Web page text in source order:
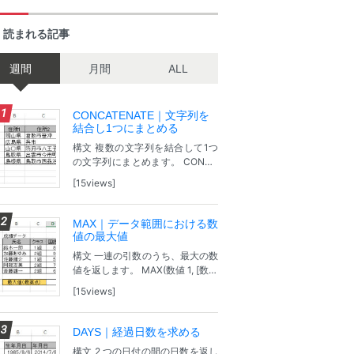
読まれる記事
週間 月間 ALL
CONCATENATE｜文字列を
結合し1つにまとめる
構文 複数の文字列を結合して1つ
の文字列にまとめます。 CONCA
字列1：結合対象となる 1 つ目の
文字列。 [文字列2]：追加の文字
列項目です。...
15views
MAX｜データ範囲における数
値の最大値
構文 一連の引数のうち、最大の数
値を返します。 MAX(数値 1, [数値
となる最初の値または範囲です。
[値2], ...： 最大値を見つける対象
となる...
15views
DAYS｜経過日数を求める
構文 2 つの日付の間の日数を返し